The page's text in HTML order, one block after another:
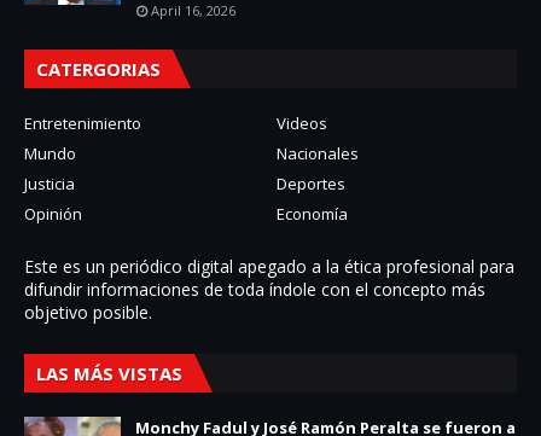
April 16, 2026
CATERGORIAS
Entretenimiento
Videos
Mundo
Nacionales
Justicia
Deportes
Opinión
Economía
Este es un periódico digital apegado a la ética profesional para
difundir informaciones de toda í­ndole con el concepto más
objetivo posible.
LAS MÁS VISTAS
Monchy Fadul y José Ramón Peralta se fueron a